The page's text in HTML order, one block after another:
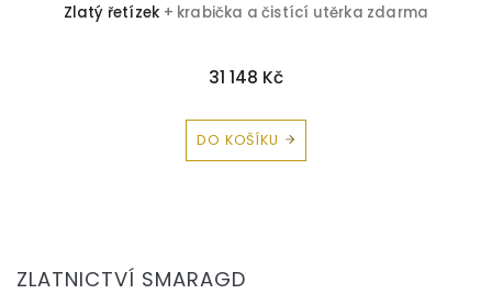
Zlatý řetízek + krabička a čistící utěrka zdarma
31 148 Kč
DO KOŠÍKU
ZLATNICTVÍ SMARAGD